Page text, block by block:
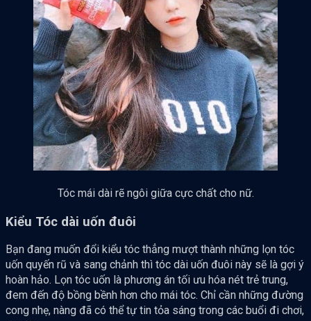
Tóc mái dài rẽ ngôi giữa cực chất cho nữ.
Kiểu Tóc dài uốn đuôi
Bạn đang muốn đổi kiểu tóc thẳng mượt thành những lọn tóc
uốn quyến rũ và sang chảnh thì tóc dài uốn đuôi này sẽ là gợi ý
hoàn hảo. Lọn tóc uốn là phương án tối ưu hóa nét trẻ trung,
đem đến độ bồng bềnh hơn cho mái tóc. Chỉ cần những đường
cong nhẹ, nàng đã có thể tự tin tỏa sáng trong các buổi đi chơi,